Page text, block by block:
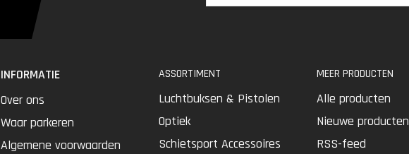
INFORMATIE
Over ons
Waar parkeren
Algemene voorwaarden
ASSORTIMENT
Luchtbuksen & Pistolen
Optiek
Schietsport Accessoires
MEER PRODUCTEN
Alle producten
Nieuwe producten
RSS-feed